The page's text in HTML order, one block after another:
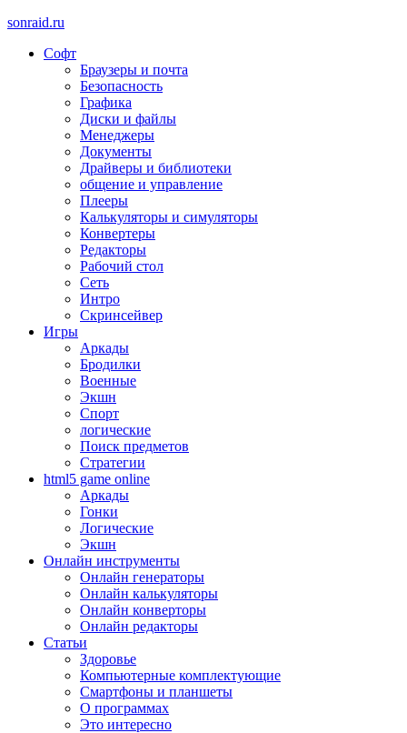
sonraid.ru
Скачивай программы, мини игры
Софт
Браузеры и почта
Безопасность
Графика
Диски и файлы
Менеджеры
Документы
Драйверы и библиотеки
общение и управление
Плееры
Калькуляторы и симуляторы
Конвертеры
Редакторы
Рабочий стол
Сеть
Интро
Скринсейвер
Игры
Аркады
Бродилки
Военные
Экшн
Спорт
логические
Поиск предметов
Стратегии
html5 game online
Аркады
Гонки
Логические
Экшн
Онлайн инструменты
Онлайн генераторы
Онлайн калькуляторы
Онлайн конверторы
Онлайн редакторы
Статьи
Здоровье
Компьютерные комплектующие
Смартфоны и планшеты
О программах
Это интересно